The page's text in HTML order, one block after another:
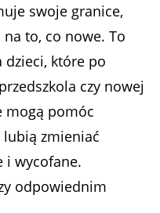
swoje granice,
to, co nowe. To
dzieci, które po
czy nowej
mogą pomóc
lubią zmieniać
i wycofane.
odpowiednim